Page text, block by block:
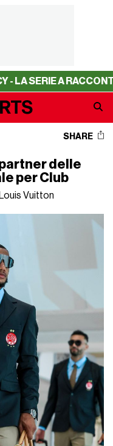
A RACCONTATA DA
SHARE
delle
per Club
Vuitton